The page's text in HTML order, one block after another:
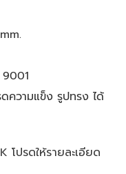
ความแข็ง รูปทรง ได้
โปรดให้รายละเอียด